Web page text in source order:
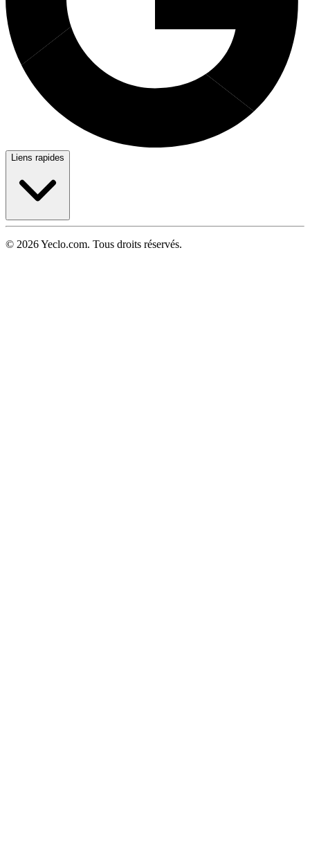
Liens rapides
© 2026 Yeclo.com. Tous droits réservés.